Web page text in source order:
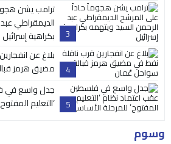
3
ترامب يشن
الديمقراطي
بكراهية إسرائيل
4
بلاغ عن
مضيق هرمز
5
جدل واسع في
‘التعليم
وسوم